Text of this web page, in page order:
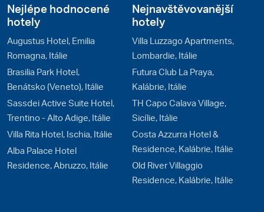
Nejlépe hodnocené
hotely
Augustus Hotel, Emilia
Romagna, Itálie
Brasilia Park Hotel,
Benátsko (Veneto), Itálie
Sassdei Active Suite Hotel,
Trentino - Alto Adige, Itálie
Villa Rita Hotel, Ischia, Itálie
Alba Palace Hotel
Residence, Abruzzo, Itálie
Nejnavštěvovanější
hotely
Villa Luzzago Apartments,
Lombardie, Itálie
Futura Club La Praya,
Kalábrie, Itálie
TH Capo Calava Village,
Sicílie, Itálie
Costa Azzurra Hotel &
Residence, Kalábrie, Itálie
Old River Villaggio
Residence, Kalábrie, Itálie